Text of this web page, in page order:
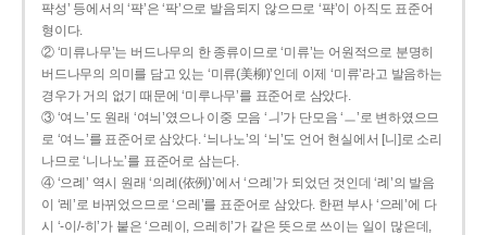
퍅성’ 등에서의 ‘퍅’은 ‘팍’으로 발음되지 않으므로 ‘퍅’이 아직도 표준어
형이다.
② ‘미류나무’는 버드나무의 한 종류이므로 ‘미류’는 어원적으로 분명히
버드나무의 의미를 담고 있는 ‘미류(美柳)’인데 이제 ‘미류’라고 발음하는
경우가 거의 없기 때문에 ‘미루나무’를 표준어로 삼았다.
③ ‘여느’도 원래 ‘여늬’였으나 이중 모음 ‘ㅢ’가 단모음 ‘ㅡ’로 변하였으므
로 ‘여느’를 표준어로 삼았다. ‘늬나노’의 ‘늬’도 언어 현실에서 [니]로 소리
나므로 ‘니나노’를 표준어로 삼는다.
④ ‘으례’ 역시 원래 ‘의례(依例)’에서 ‘으례’가 되었던 것인데 ‘례’의 발음
이 ‘레’로 바뀌었으므로 ‘으레’를 표준어로 삼았다. 한편 부사 ‘으레’에 다
시 ‘-이/-히’가 붙은 ‘으레이, 으레히’가 같은 뜻으로 쓰이는 일이 많은데,